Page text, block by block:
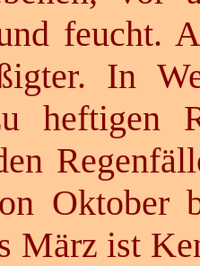
feucht.
In
heftigen
Oktober
März ist